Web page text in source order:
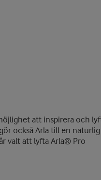
att inspirera och
också Arla till en naturlig
valt att lyfta Arla® Pro